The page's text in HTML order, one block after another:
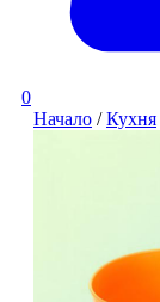
0
Начало /Кухня